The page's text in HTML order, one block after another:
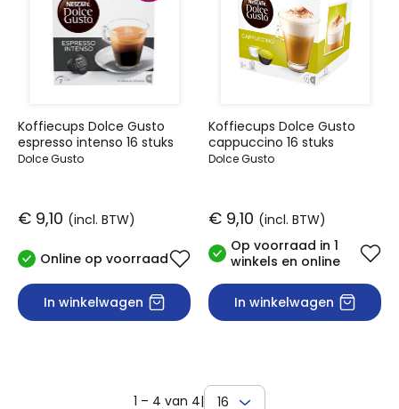
Koffiecups Dolce Gusto
espresso intenso 16 stuks
Dolce Gusto
€ 9,10 (incl. BTW)
Online op voorraad
In winkelwagen
Koffiecups Dolce Gusto
cappuccino 16 stuks
Dolce Gusto
€ 9,10 (incl. BTW)
Op voorraad in 1
winkels en online
In winkelwagen
1 – 4 van 4| 16